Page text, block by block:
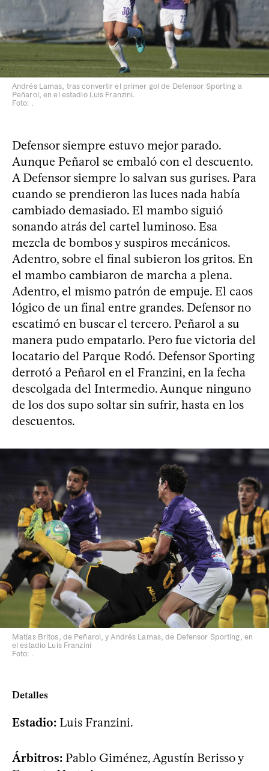
Andrés Lamas, tras convertir el primer gol de Defensor Sporting a
Peñarol, en el estadio Luis Franzini.
Foto: .
Defensor siempre estuvo mejor parado.
Aunque Peñarol se embaló con el descuento.
A Defensor siempre lo salvan sus gurises. Para
cuando se prendieron las luces nada había
cambiado demasiado. El mambo siguió
sonando atrás del cartel luminoso. Esa
mezcla de bombos y suspiros mecánicos.
Adentro, sobre el final subieron los gritos. En
el mambo cambiaron de marcha a plena.
Adentro, el mismo patrón de empuje. El caos
lógico de un final entre grandes. Defensor no
escatimó en buscar el tercero. Peñarol a su
manera pudo empatarlo. Pero fue victoria del
locatario del Parque Rodó. Defensor Sporting
derrotó a Peñarol en el Franzini, en la fecha
descolgada del Intermedio. Aunque ninguno
de los dos supo soltar sin sufrir, hasta en los
descuentos.
Matías Britos, de Peñarol, y Andrés Lamas, de Defensor Sporting, en
el estadio Luis Franzini
Foto: .
Detalles
Estadio: Luis Franzini.
Árbitros: Pablo Giménez, Agustín Berisso y